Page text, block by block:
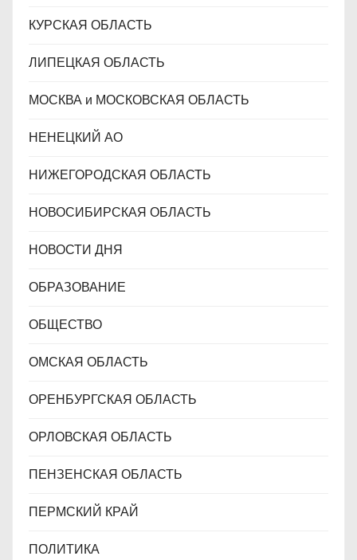
КУРСКАЯ ОБЛАСТЬ
ЛИПЕЦКАЯ ОБЛАСТЬ
МОСКВА и МОСКОВСКАЯ ОБЛАСТЬ
НЕНЕЦКИЙ АО
НИЖЕГОРОДСКАЯ ОБЛАСТЬ
НОВОСИБИРСКАЯ ОБЛАСТЬ
НОВОСТИ ДНЯ
ОБРАЗОВАНИЕ
ОБЩЕСТВО
ОМСКАЯ ОБЛАСТЬ
ОРЕНБУРГСКАЯ ОБЛАСТЬ
ОРЛОВСКАЯ ОБЛАСТЬ
ПЕНЗЕНСКАЯ ОБЛАСТЬ
ПЕРМСКИЙ КРАЙ
ПОЛИТИКА